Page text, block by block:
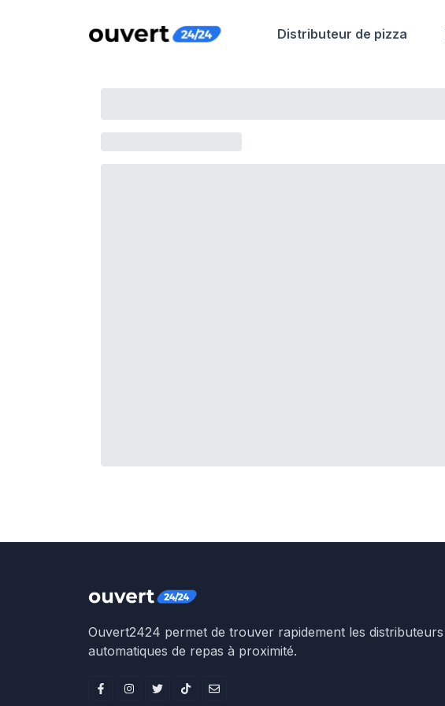
Distributeur de pizza
Ouvert2424 permet de trouver rapidement les distributeurs
automatiques de repas à proximité.